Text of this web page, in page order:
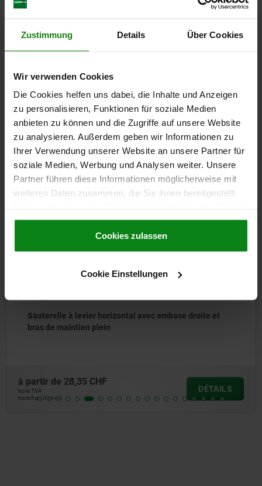
Zustimmung Details Über Cookies
Wir verwenden Cookies
Die Cookies helfen uns dabei, die Inhalte und Anzeigen
zu personalisieren, Funktionen für soziale Medien
anbieten zu können und die Zugriffe auf unsere Website
zu analysieren. Außerdem geben wir Informationen zu
Ihrer Verwendung unserer Website an unsere Partner für
soziale Medien, Werbung und Analysen weiter. Unsere
Partner führen diese Informationen möglicherweise mit
weiteren Daten zusammen, die Sie ihnen bereitgestellt
gesammelt haben.Cookie Richtlinien
Datenschutz|AGB
Cookies zulassen
Cookie Einstellungen
DÉTAILS
TÉLÉCHARGEMENTS
D'autres clients ont
également acheté
05790-01
Sauterelle à levier horizontal avec embase droite et
bras de maintien plein
à partir de 28,35 CHF
hors TVA
hors frais d’envoi
DÉTAILS